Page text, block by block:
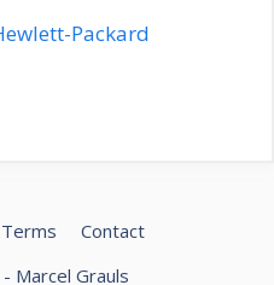
Packard
Terms
Contact
Marcel Grauls